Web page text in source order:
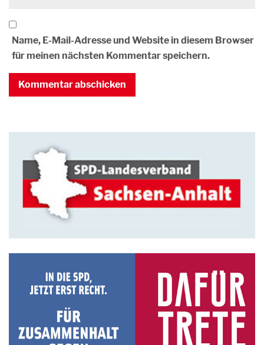
Name, E-Mail-Adresse und Website in diesem Browser
für meinen nächsten Kommentar speichern.